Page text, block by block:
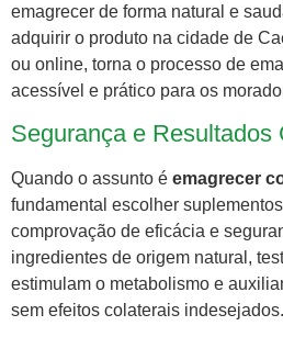
emagrecer de forma natural e
adquirir o produto na cidade de
ou online, torna o processo de
acessível e prático para os
Segurança e Resultados
Quando o assunto é emagrecer
fundamental escolher
comprovação de eficácia e
ingredientes de origem natural,
estimulam o metabolismo e
sem efeitos colaterais indesejados.